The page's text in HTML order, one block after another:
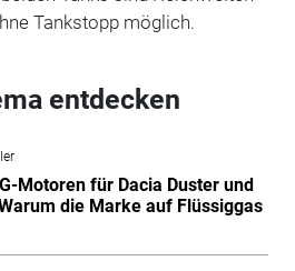
Tankstopp möglich.
entdecken
Motoren für Dacia Duster und
die Marke auf Flüssiggas